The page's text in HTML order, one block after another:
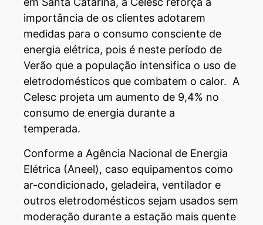
importância de os clientes adotarem
medidas para o consumo consciente de
energia elétrica, pois é neste período de
Verão que a população intensifica o uso de
eletrodomésticos que combatem o calor. A
Celesc projeta um aumento de 9,4% no
consumo de energia durante a
temperada.
Conforme a Agência Nacional de Energia
Elétrica (Aneel), caso equipamentos como
ar-condicionado, geladeira, ventilador e
outros eletrodomésticos sejam usados sem
moderação durante a estação mais quente